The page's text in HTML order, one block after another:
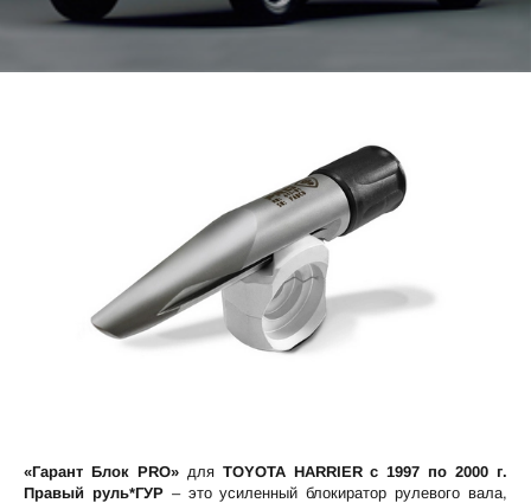
«Гарант Блок PRO»для TOYOTA HARRIER c 1997 по 2000 г.
Правый руль*ГУР– это усиленный блокиратор рулевого вала,